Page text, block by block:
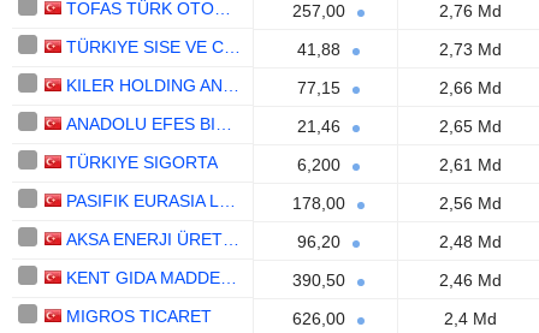
257,00
2,76 Md
41,88
2,73 Md
77,15
2,66 Md
21,46
2,65 Md
TÜRKIYE SIGORTA
6,200
2,61 Md
178,00
2,56 Md
96,20
2,48 Md
390,50
2,46 Md
MIGROS TICARET
626,00
2,4 Md